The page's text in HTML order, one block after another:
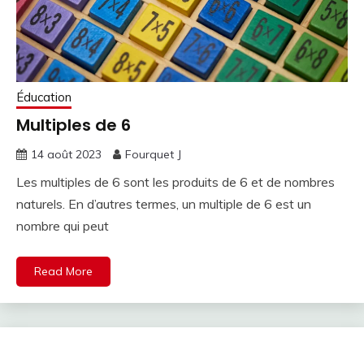
Éducation
Multiples de 6
14 août 2023 Fourquet J
Les multiples de 6 sont les produits de 6 et de nombres
naturels. En d’autres termes, un multiple de 6 est un
nombre qui peut
Read More